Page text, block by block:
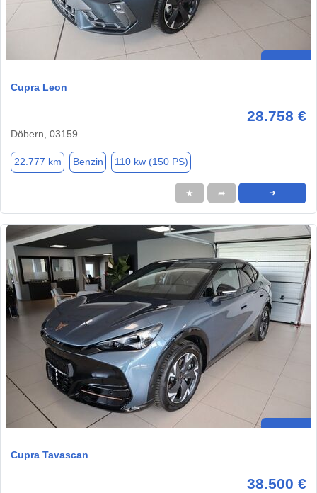
Cupra Leon
28.758 €
Döbern, 03159
22.777 km Benzin 110 kw (150 PS)
★ ➦ ➜
Cupra Tavascan
38.500 €